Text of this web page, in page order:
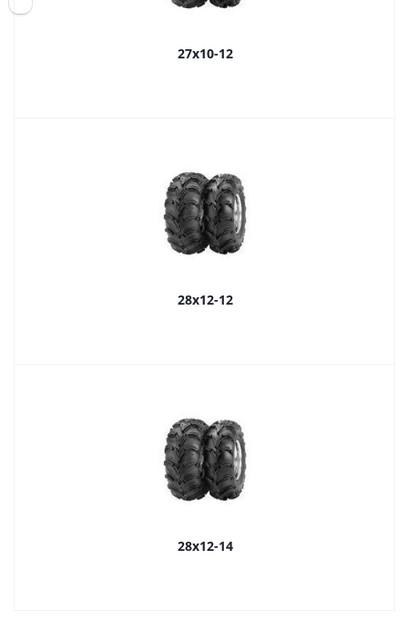
27x10-12
28x12-12
28x12-14